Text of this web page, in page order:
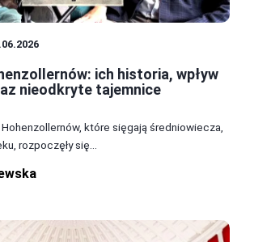
ich historia, wpływ
nieodkryte tajemnice
które sięgają średniowiecza,
rozpoczęły się...